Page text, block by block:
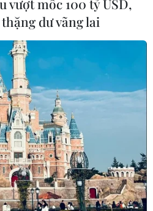
83 container rác
bất hợp pháp
vượt mốc 100 tỷ USD,
dư vãng lai